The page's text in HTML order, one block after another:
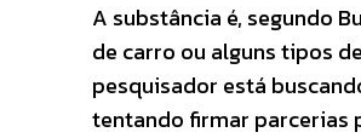
A substância é, segundo
de carro ou alguns tipos
pesquisador está
tentando firmar parcerias